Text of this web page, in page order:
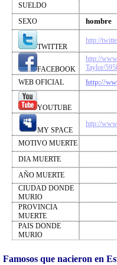
SUELDO
SEXO
hombre
TWITTER
http://
FACEBOOK
http://
Taylor/
WEB OFICIAL
http://
YOUTUBE
MY SPACE
http://
MOTIVO MUERTE
DIA MUERTE
AÑO MUERTE
CIUDAD DONDE
MURIO
PROVINCIA
MUERTE
PAIS DONDE
MURIO
Famosos que nacieron en